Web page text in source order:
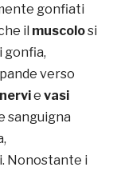
gonfiati
il muscolosi
gonfia,
verso
nervie vasi
sanguigna
Nonostante i